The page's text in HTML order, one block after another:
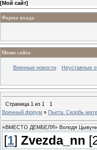
[Мой сайт]
Форма входа
Меню сайта
Военные новости Неуставные
Страница 1 из 1
1
Военный форум » Пьета. Скорбь
«ВМЕСТО ДЕМБЕЛЯ» Володя
[1] Zvezda_nn